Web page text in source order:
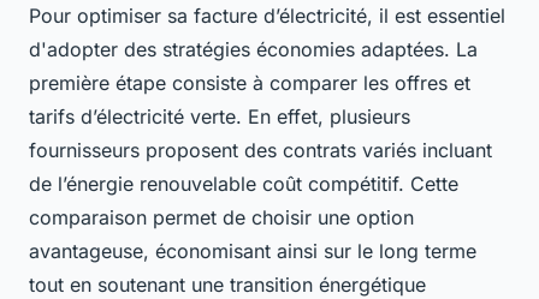
Pour optimiser sa facture d’électricité, il est essentiel
d'adopter des stratégies économies adaptées. La
première étape consiste à comparer les offres et
tarifs d’électricité verte. En effet, plusieurs
fournisseurs proposent des contrats variés incluant
de l’énergie renouvelable coût compétitif. Cette
comparaison permet de choisir une option
avantageuse, économisant ainsi sur le long terme
tout en soutenant une transition énergétique